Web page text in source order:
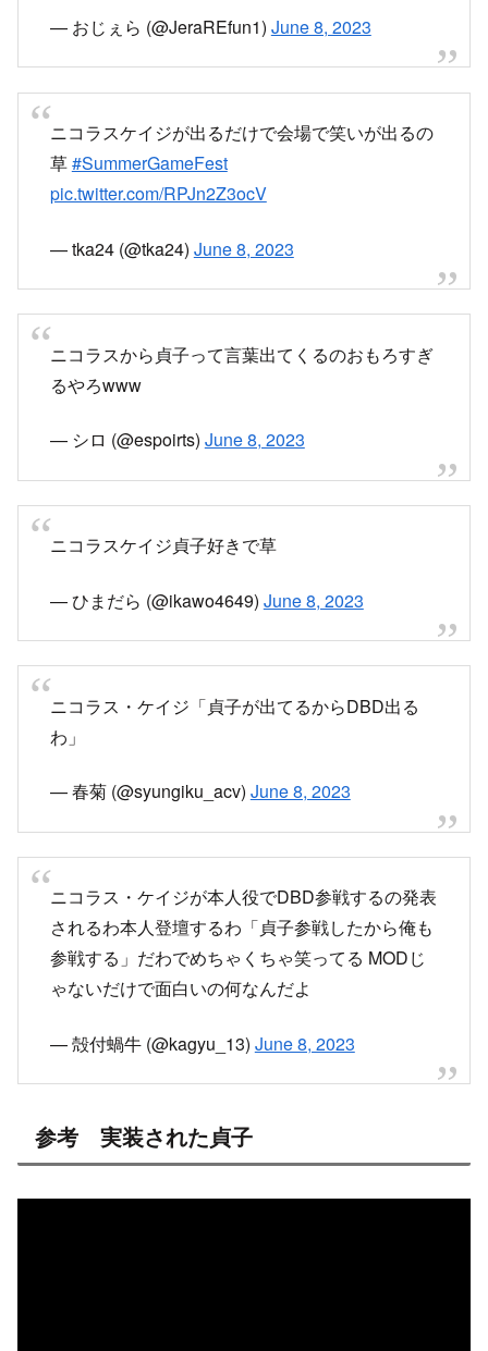
— おじぇら (@JeraREfun1) June 8, 2023
ニコラスケイジが出るだけで会場で笑いが出るの
草#SummerGameFest
pic.twitter.com/RPJn2Z3ocV
— tka24 (@tka24) June 8, 2023
ニコラスから貞子って言葉出てくるのおもろすぎ
るやろwww
— シロ (@espoirts) June 8, 2023
ニコラスケイジ貞子好きで草
— ひまだら (@ikawo4649) June 8, 2023
ニコラス・ケイジ「貞子が出てるからDBD出る
わ」
— 春菊 (@syungiku_acv) June 8, 2023
ニコラス・ケイジが本人役でDBD参戦するの発表
されるわ本人登壇するわ「貞子参戦したから俺も
参戦する」だわでめちゃくちゃ笑ってる MODじ
ゃないだけで面白いの何なんだよ
— 殻付蝸牛 (@kagyu_13) June 8, 2023
参考 実装された貞子